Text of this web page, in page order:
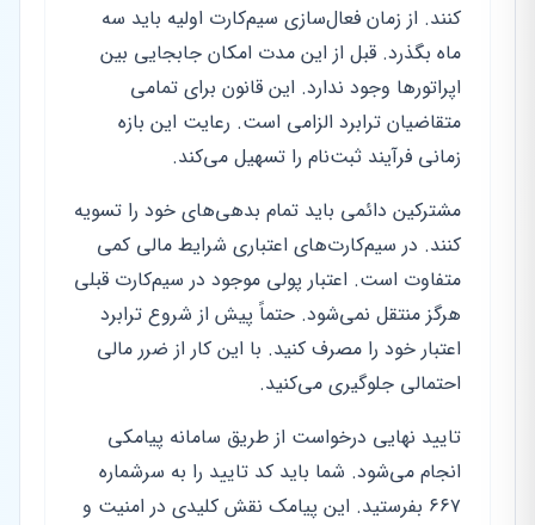
کنند. از زمان فعال‌سازی سیم‌کارت اولیه باید سه
ماه بگذرد. قبل از این مدت امکان جابجایی بین
اپراتورها وجود ندارد. این قانون برای تمامی
متقاضیان ترابرد الزامی است. رعایت این بازه
زمانی فرآیند ثبت‌نام را تسهیل می‌کند.
مشترکین دائمی باید تمام بدهی‌های خود را تسویه
کنند. در سیم‌کارت‌های اعتباری شرایط مالی کمی
متفاوت است. اعتبار پولی موجود در سیم‌کارت قبلی
هرگز منتقل نمی‌شود. حتماً پیش از شروع ترابرد
اعتبار خود را مصرف کنید. با این کار از ضرر مالی
احتمالی جلوگیری می‌کنید.
تایید نهایی درخواست از طریق سامانه پیامکی
انجام می‌شود. شما باید کد تایید را به سرشماره
۶۶۷ بفرستید. این پیامک نقش کلیدی در امنیت و